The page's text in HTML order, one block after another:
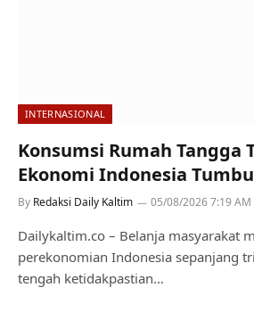
INTERNASIONAL
Konsumsi Rumah Tangga
Ekonomi Indonesia
By Redaksi Daily Kaltim 05/08/2026 7:19 AM
Dailykaltim.co – Belanja masyarakat
perekonomian Indonesia sepanjang
tengah ketidakpastian…